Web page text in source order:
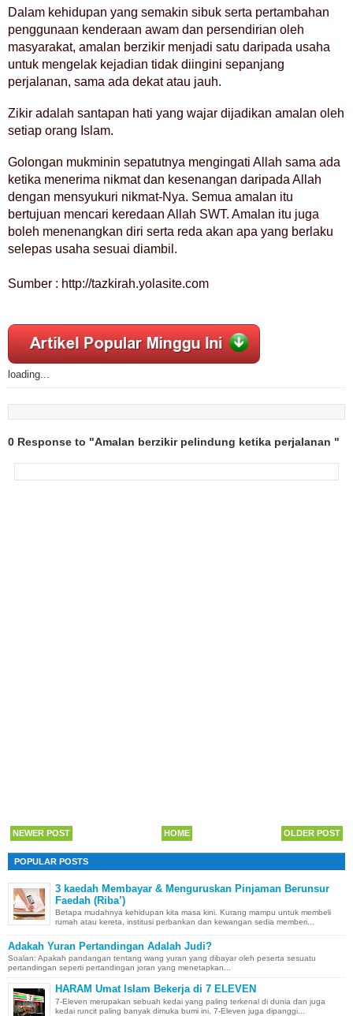
Dalam kehidupan yang semakin sibuk serta pertambahan
penggunaan kenderaan awam dan persendirian oleh
masyarakat, amalan berzikir menjadi satu daripada usaha
untuk mengelak kejadian tidak diingini sepanjang
perjalanan, sama ada dekat atau jauh.
Zikir adalah santapan hati yang wajar dijadikan amalan oleh
setiap orang Islam.
Golongan mukminin sepatutnya mengingati Allah sama ada
ketika menerima nikmat dan kesenangan daripada Allah
dengan mensyukuri nikmat-Nya. Semua amalan itu
bertujuan mencari keredaan Allah SWT. Amalan itu juga
boleh menenangkan diri serta reda akan apa yang berlaku
selepas usaha sesuai diambil.
Sumber : http://tazkirah.yolasite.com
loading...
0 Response to "Amalan berzikir pelindung ketika perjalanan "
NEWER POST OLDER POST
HOME
POPULAR POSTS
3 kaedah Membayar & Menguruskan Pinjaman Berunsur
Faedah (Riba’)
Betapa mudahnya kehidupan kita masa kini. Kurang mampu untuk membeli
rumah atau kereta, institusi perbankan dan kewangan sedia memberi...
Adakah Yuran Pertandingan Adalah Judi?
Soalan: Apakah pandangan tentang wang yuran yang dibayar oleh peserta sesuatu
pertandingan seperti pertandingan joran yang menetapkan...
HARAM Umat Islam Bekerja di 7 ELEVEN
7-Eleven merupakan sebuah kedai yang paling terkenal di dunia dan juga
kedai runcit paling banyak dimuka bumi ini. 7-Eleven juga dipanggi...